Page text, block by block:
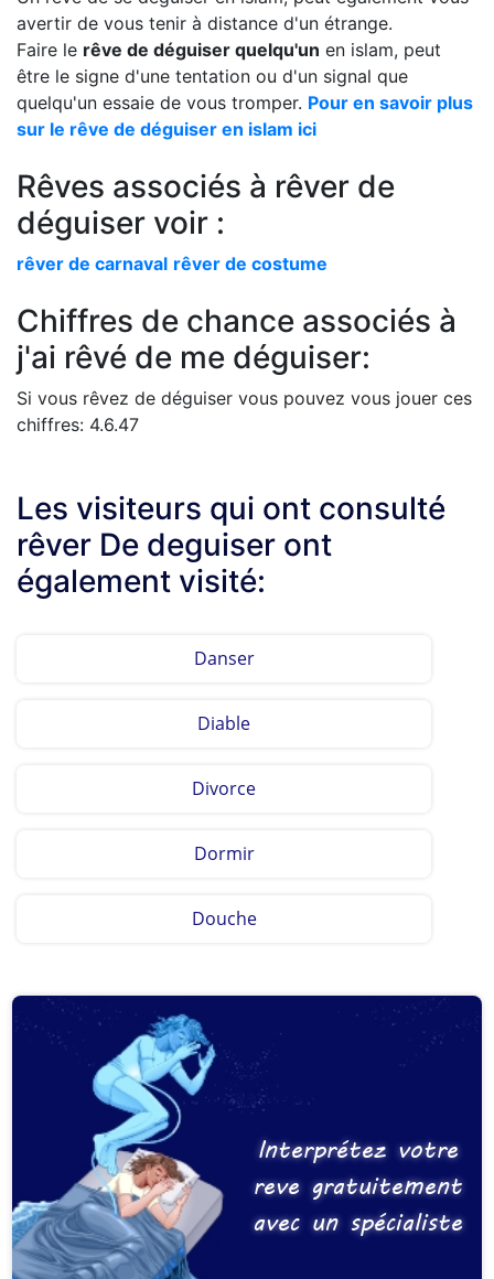
avertir de vous tenir à distance d'un étrange.
Faire le rêve de déguiser quelqu'un en islam, peut
être le signe d'une tentation ou d'un signal que
quelqu'un essaie de vous tromper. Pour en savoir plus
sur le rêve de déguiser en islam ici
Rêves associés à rêver de
déguiser voir :
rêver de carnaval rêver de costume
Chiffres de chance associés à
j'ai rêvé de me déguiser:
Si vous rêvez de déguiser vous pouvez vous jouer ces
chiffres: 4.6.47
Les visiteurs qui ont consulté
rêver De deguiser ont
également visité:
Danser
Diable
Divorce
Dormir
Douche
Interprétez votre
reve gratuitement
avec un spécialiste